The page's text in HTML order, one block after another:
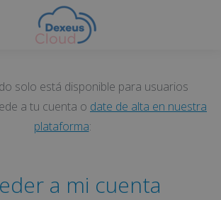
solo está disponible para usuarios
a tu cuenta o date de alta en nuestra
plataforma:
a mi cuenta